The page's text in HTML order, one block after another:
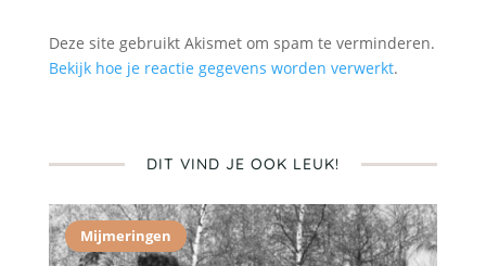
Deze site gebruikt Akismet om spam te verminderen.
Bekijk hoe je reactie gegevens worden verwerkt.
DIT VIND JE OOK LEUK!
Mijmeringen